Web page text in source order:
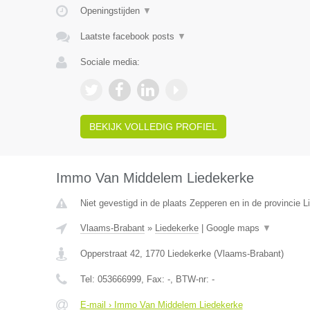
Openingstijden ▼
Laatste facebook posts ▼
Sociale media:
BEKIJK VOLLEDIG PROFIEL
Immo Van Middelem Liedekerke
Niet gevestigd in de plaats Zepperen en in de provincie
Vlaams-Brabant» Liedekerke| Google maps ▼
Opperstraat 42, 1770 Liedekerke(Vlaams-Brabant)
Tel: 053666999, Fax: -, BTW-nr: -
E-mail › Immo Van Middelem Liedekerke